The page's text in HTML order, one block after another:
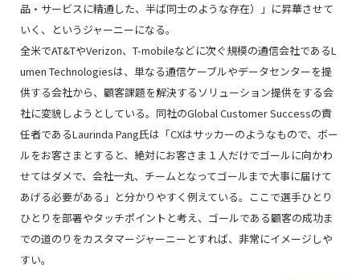
品・サービスに精通した、半ば同士のような存在）」に昇華させて
いく、というジャーニーになる。
全米でAT&TやVerizon、T-mobileなどに次ぐ規模の通信会社であるL
umen Technologiesは、単なる通信ケーブルやデータセンターを提
供する会社から、顧客課題を解決するソリューション提供をする会
社に変貌しようとしている。同社のGlobal Customer Successの責
任者であるLaurinda Pang氏は「CXはサッカーのようなもので、ボー
ルをお客さまとすると、絶対にお客さま１人だけでゴールに向かわ
せてはダメで、会社一丸、チームとなってゴールまで大事に届けて
あげる必要がある」と分かりやすく例えている。ここで選手ひとり
ひとりを部署やタッチポイントと考え、ゴールである顧客の成功ま
での道のりをカスタマージャーニーとすれば、非常にイメージしや
すい。